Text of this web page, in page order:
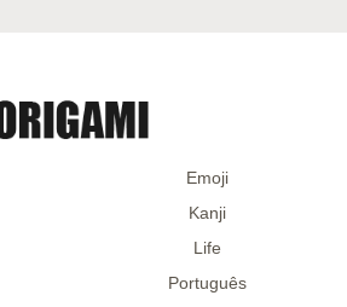
Emoji
Kanji
Life
Português